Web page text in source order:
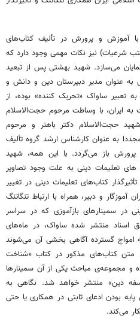
آموزش و پرورش در تألیف کتاب‌های
شرعیات) نیز نکات مهمی وجود دارد که
می‌سازد. شهید بهشتی پس از تبعید
به عنوان مدیر دبیرستان دین و دانش و
ساواک «تحریک کننده» بوده، از
ایران، با وساطت مرحوم حجت‌الاسلام
حجت‌الاسلام دکتر باهنر و مرحوم
به عنوان کارشناس ارشد گروه تألیف
باز می‌گردد. با این همه، شهید
تعلیمات دینی به علت وجود تصاویر
کتاب‌های تعلیمات دینی در تغییر
و دبیر، همراه با ارتباط تنگاتنگ
در سمینارهای بازآموزی که در سراسر
اسناد منتشر شده ساواک، در ماه‌های
امواج گسترده آگاهی بخشی آن می‌شوند
متن کتاب‌های مذکور در کتاب «شناخت
و مجموعه‌ی مباحث یکی از آن سمینارها
دین» منتشر خواهد شد. نگاهی به
بودن ادعای ثابتی در همکاری یا حتی
می‌کند.